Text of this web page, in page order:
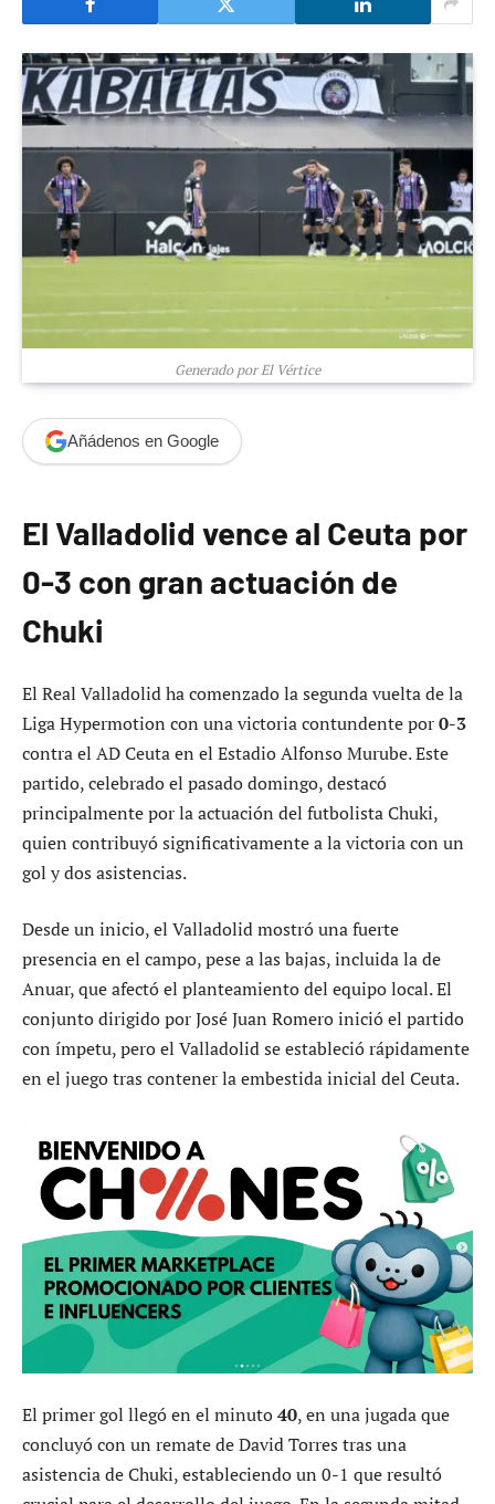
Generado por El Vértice
Añádenos en Google
El Valladolid vence al Ceuta por
0-3 con gran actuación de
Chuki
El Real Valladolid ha comenzado la segunda vuelta de la
Liga Hypermotion con una victoria contundente por0-3
contra el AD Ceuta en el Estadio Alfonso Murube. Este
partido, celebrado el pasado domingo, destacó
principalmente por la actuación del futbolista Chuki,
quien contribuyó significativamente a la victoria con un
gol y dos asistencias.
Desde un inicio, el Valladolid mostró una fuerte
presencia en el campo, pese a las bajas, incluida la de
Anuar, que afectó el planteamiento del equipo local. El
conjunto dirigido por José Juan Romero inició el partido
con ímpetu, pero el Valladolid se estableció rápidamente
en el juego tras contener la embestida inicial del Ceuta.
El primer gol llegó en el minuto40, en una jugada que
concluyó con un remate de David Torres tras una
asistencia de Chuki, estableciendo un 0-1 que resultó